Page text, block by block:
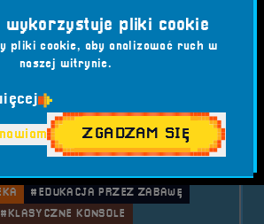
roku odwiedzimy Tarnowiec –
z festiwalu Tarnogranie. Tym
sceny muzycznej, rozstawimy
klasycznych gier i
wspomnień.
#EDUKACJA PRZEZ ZABAWĘ
#KLASYCZNE KONSOLE
wykorzystuje pliki cookie
pliki cookie, aby analizować ruch w
naszej witrynie.
ZGADZAM SIĘ